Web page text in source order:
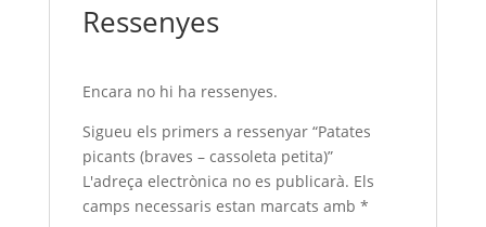
Ressenyes
Encara no hi ha ressenyes.
Sigueu els primers a ressenyar “Patates
picants (braves – cassoleta petita)”
L'adreça electrònica no es publicarà. Els
camps necessaris estan marcats amb *